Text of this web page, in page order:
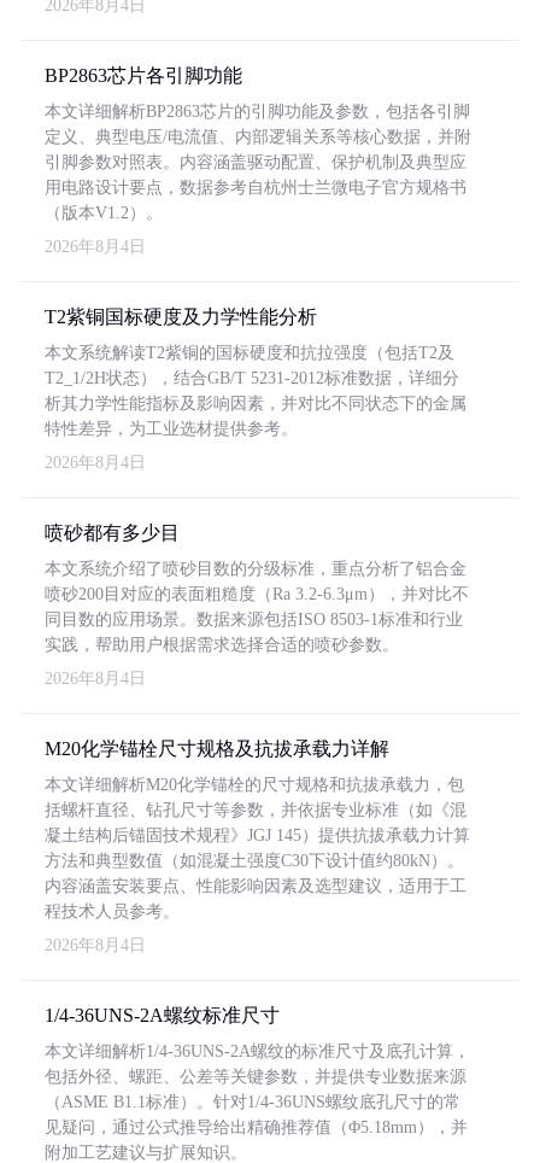
2026年8月4日
BP2863芯片各引脚功能
本文详细解析BP2863芯片的引脚功能及参数，包括各引脚
定义、典型电压/电流值、内部逻辑关系等核心数据，并附
引脚参数对照表。内容涵盖驱动配置、保护机制及典型应
用电路设计要点，数据参考自杭州士兰微电子官方规格书
（版本V1.2）。
2026年8月4日
T2紫铜国标硬度及力学性能分析
本文系统解读T2紫铜的国标硬度和抗拉强度（包括T2及
T2_1/2H状态），结合GB/T 5231-2012标准数据，详细分
析其力学性能指标及影响因素，并对比不同状态下的金属
特性差异，为工业选材提供参考。
2026年8月4日
喷砂都有多少目
本文系统介绍了喷砂目数的分级标准，重点分析了铝合金
喷砂200目对应的表面粗糙度（Ra 3.2-6.3μm），并对比不
同目数的应用场景。数据来源包括ISO 8503-1标准和行业
实践，帮助用户根据需求选择合适的喷砂参数。
2026年8月4日
M20化学锚栓尺寸规格及抗拔承载力详解
本文详细解析M20化学锚栓的尺寸规格和抗拔承载力，包
括螺杆直径、钻孔尺寸等参数，并依据专业标准（如《混
凝土结构后锚固技术规程》JGJ 145）提供抗拔承载力计算
方法和典型数值（如混凝土强度C30下设计值约80kN）。
内容涵盖安装要点、性能影响因素及选型建议，适用于工
程技术人员参考。
2026年8月4日
1/4-36UNS-2A螺纹标准尺寸
本文详细解析1/4-36UNS-2A螺纹的标准尺寸及底孔计算，
包括外径、螺距、公差等关键参数，并提供专业数据来源
（ASME B1.1标准）。针对1/4-36UNS螺纹底孔尺寸的常
见疑问，通过公式推导给出精确推荐值（Φ5.18mm），并
附加工艺建议与扩展知识。